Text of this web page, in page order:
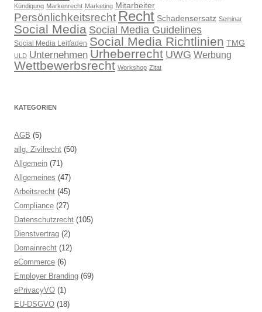
Kündigung Markenrecht Marketing Mitarbeiter
Persönlichkeitsrecht Recht Schadensersatz Seminar
Social Media Social Media Guidelines
Social Media Leitfaden Social Media Richtlinien TMG
ULD Unternehmen Urheberrecht UWG Werbung
Wettbewerbsrecht Workshop Zitat
KATEGORIEN
AGB (5)
allg. Zivilrecht (50)
Allgemein (71)
Allgemeines (47)
Arbeitsrecht (45)
Compliance (27)
Datenschutzrecht (105)
Dienstvertrag (2)
Domainrecht (12)
eCommerce (6)
Employer Branding (69)
ePrivacyVO (1)
EU-DSGVO (18)